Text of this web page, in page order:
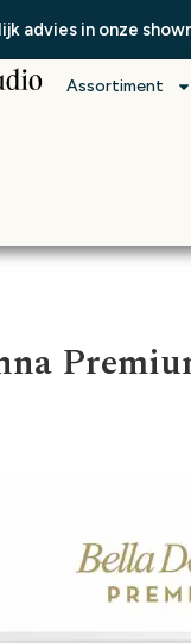
advies in onze
Assortiment